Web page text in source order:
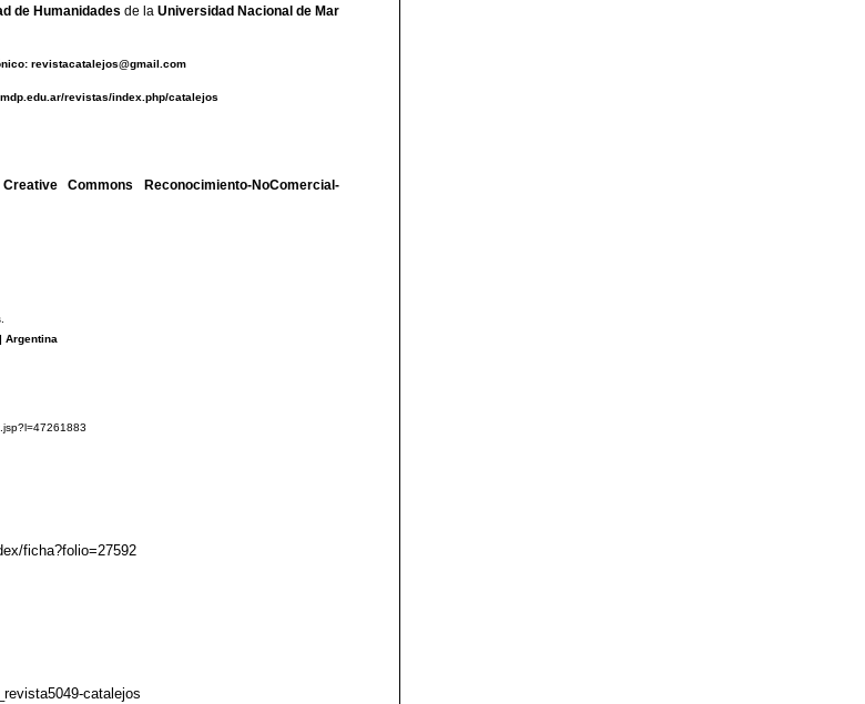
de Humanidades de la Universidad Nacional de Mar
revistacatalejos@gmail.com
revistas/index.php/catalejos
Commons Reconocimiento-NoComercial-
Argentina
ficha?folio=27592
catalejos